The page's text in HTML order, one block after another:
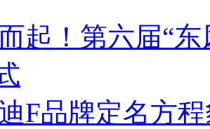
起！第六届“
F品牌定名方